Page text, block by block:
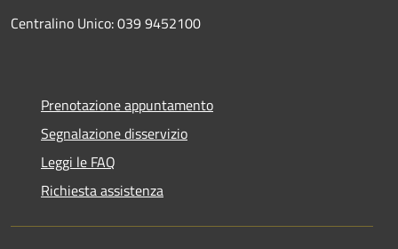
Centralino Unico: 039 9452100
Prenotazione appuntamento
Segnalazione disservizio
Leggi le FAQ
Richiesta assistenza